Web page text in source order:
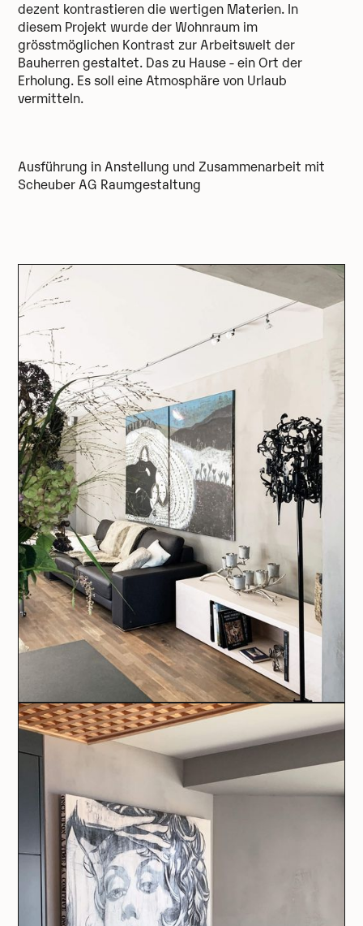
dezent kontrastieren die wertigen Materien. In
diesem Projekt wurde der Wohnraum im
grösstmöglichen Kontrast zur Arbeitswelt der
Bauherren gestaltet. Das zu Hause - ein Ort der
Erholung. Es soll eine Atmosphäre von Urlaub
vermitteln.
Ausführung in Anstellung und Zusammenarbeit mit
Scheuber AG Raumgestaltung